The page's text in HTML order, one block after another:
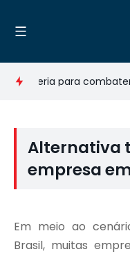
para combater
Alternativa
empresa
Em meio ao
Brasil, muitas